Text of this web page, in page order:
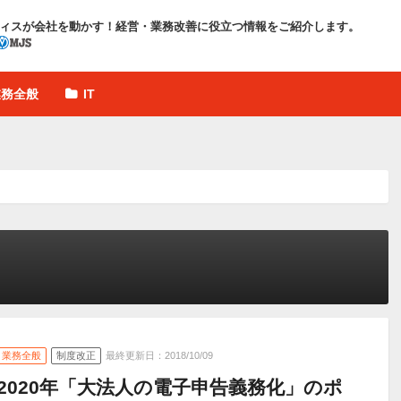
スが会社を動かす！ 経営・業務改善に役立つ情報をご紹介します。
全般 IT
業務全般 制度改正 最終更新日：2018/10/09
年「大法人の電子申告義務化」のポ